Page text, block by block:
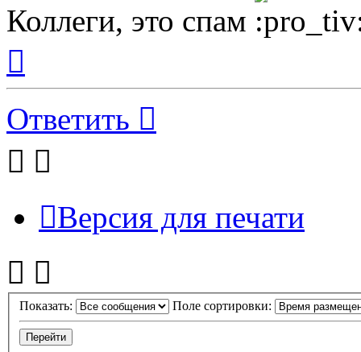
Коллеги, это спам
началу
Ответить
Версия для печати
Показать: Поле сортировки: